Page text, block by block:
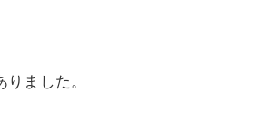
ました。